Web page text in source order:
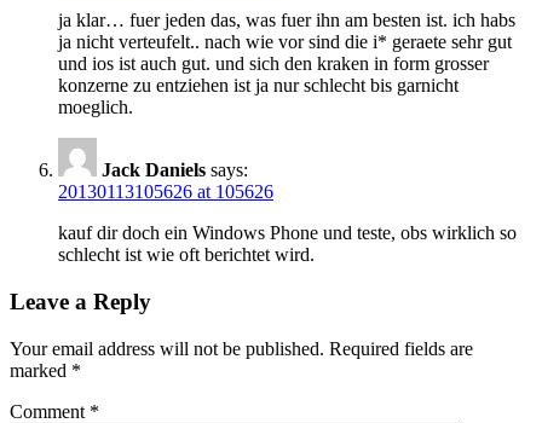
ja klar… fuer jeden das, was fuer ihn am besten ist. ich habs
ja nicht verteufelt.. nach wie vor sind die i* geraete sehr gut
und ios ist auch gut. und sich den kraken in form grosser
konzerne zu entziehen ist ja nur schlecht bis garnicht
moeglich.
Jack Daniels says:
20130113105626 at 105626
kauf dir doch ein Windows Phone und teste, obs wirklich so
schlecht ist wie oft berichtet wird.
Leave a Reply
Your email address will not be published. Required fields are
marked *
Comment *